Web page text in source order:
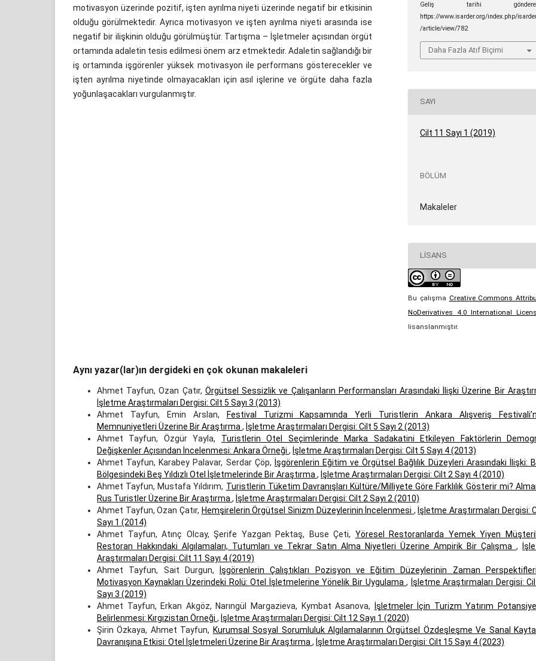
motivasyon üzerinde pozitif, işten ayrılma niyeti üzerinde negatif bir etkisinin
olduğu görülmektedir. Ayrıca motivasyon ve işten ayrılma niyeti arasında ise
negatif bir ilişkinin olduğu görülmüştür. Tartışma – İşletmeler açısından örgüt
ortamında adaletin tesis edilmesi önem arz etmektedir. Adaletin sağlandığı bir
iş ortamında işgörenler yüksek motivasyon ile performans gösterecekler ve
işten ayrılma niyetinde olmayacakları için asıl işlerine ve örgüte daha fazla
yoğunlaşacakları vurgulanmıştır.
Geliş tarihi
https://www.isarder.org/index.php/
/article/view/782
Daha Fazla Atıf Biçimi
SAYI
Cilt 11 Sayı 1 (2019)
BÖLÜM
Makaleler
LISANS
Bu çalışma Creative Commons
NoDerivatives 4.0 International
lisanslanmıştır.
Aynı yazar(lar)ın dergideki en çok okunan makaleleri
Ahmet Tayfun, Ozan Çatır, Örgütsel Sessizlik ve Çalışanların Performansları Arasındaki İlişki Üzerine Bir
İşletme Araştırmaları Dergisi: Cilt 5 Sayı 3 (2013)
Ahmet Tayfun, Emin Arslan,
Festival Turizmi Kapsamında Yerli Turistlerin Ankara Alışveriş
Memnuniyetleri Üzerine Bir Araştırma , İşletme Araştırmaları Dergisi: Cilt 5 Sayı 2 (2013)
Ahmet Tayfun, Özgür Yayla, Turistlerin Otel Seçimlerinde Marka Sadakatini Etkileyen Faktörlerin
Değişkenler Açısından İncelenmesi: Ankara Örneği , İşletme Araştırmaları Dergisi: Cilt 5 Sayı 4 (2013)
Ahmet Tayfun, Karabey Palavar, Serdar Çöp, İşgörenlerin Eğitim ve Örgütsel Bağlılık Düzeyleri Arasındaki İlişki:
Bölgesindeki Beş Yıldızlı Otel İşletmelerinde Bir Araştırma , İşletme Araştırmaları Dergisi: Cilt 2 Sayı 4 (2010)
Ahmet Tayfun, Mustafa Yıldırım, Turistlerin Tüketim Davranışları Kültüre/Milliyete Göre Farklılık Gösterir mi?
Rus Turistler Üzerine Bir Araştırma , İşletme Araştırmaları Dergisi: Cilt 2 Sayı 2 (2010)
Ahmet Tayfun, Ozan Çatır, Hemşirelerin Örgütsel Sinizm Düzeylerinin İncelenmesi , İşletme Araştırmaları Dergisi:
Sayı 1 (2014)
Ahmet Tayfun, Atınç Olcay, Şerife Yazgan Pektaş, Buse Çeti, Yöresel Restoranlarda Yemek Yiyen
Restoran Hakkındaki Algılamaları, Tutumları ve Tekrar Satın Alma Niyetleri Üzerine Ampirik Bir Çalışma ,
Araştırmaları Dergisi: Cilt 11 Sayı 4 (2019)
Ahmet Tayfun, Sait Durgun,
İşgörenlerin Çalıştıkları Pozisyon ve Eğitim Düzeylerinin Zaman
Motivasyon Kaynakları Üzerindeki Rolü: Otel İşletmelerine Yönelik Bir Uygulama, İşletme Araştırmaları Dergisi:
Sayı 3 (2019)
Ahmet Tayfun, Erkan Akgöz, Narıngül Margazieva, Kymbat Asanova,
İşletmeler İçin Turizm Yatırım
Belirlenmesi: Kırgızistan Örneği , İşletme Araştırmaları Dergisi: Cilt 12 Sayı 1 (2020)
Şirin Özkaya, Ahmet Tayfun, Kurumsal Sosyal Sorumluluk Algılamalarının Örgütsel Özdeşleşme Ve Sanal
Davranışına Etkisi: Otel İşletmeleri Üzerine Bir Araştırma , İşletme Araştırmaları Dergisi: Cilt 15 Sayı 4 (2023)